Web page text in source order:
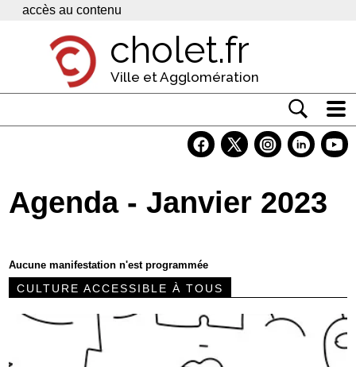
Panneau de gestion des cookies
accès au contenu
cholet.fr
Ville et Agglomération
Economie
Contacts
Agenda - Janvier 2023
Aucune manifestation n'est programmée
CULTURE ACCESSIBLE À TOUS